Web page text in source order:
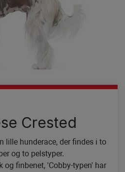
Crested
lille hunderace, der findes i to
og to pelstyper.
og finbenet, 'Cobby-typen' har